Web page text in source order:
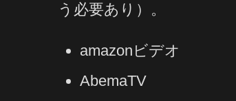
う必要あり）。
amazonビデオ
AbemaTV